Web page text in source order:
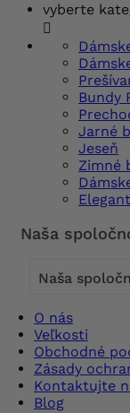
vyberte

Bundy
Jarné
Jeseň
Zimné
Naša
Naša
O nás
Veľkosti
Obchodné
Zásady
Kontaktujte
Blog